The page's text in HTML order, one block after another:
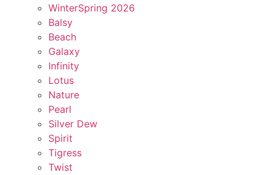
WinterSpring 2026
Balsy
Beach
Galaxy
Infinity
Lotus
Nature
Pearl
Silver Dew
Spirit
Tigress
Twist